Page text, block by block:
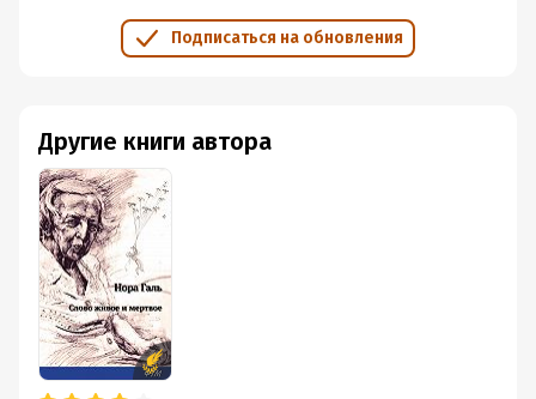
Морского Флота», который точно так же нужно
встретить, отметить, провести, отпраздновать,
Подписаться на обновления
Другие книги автора